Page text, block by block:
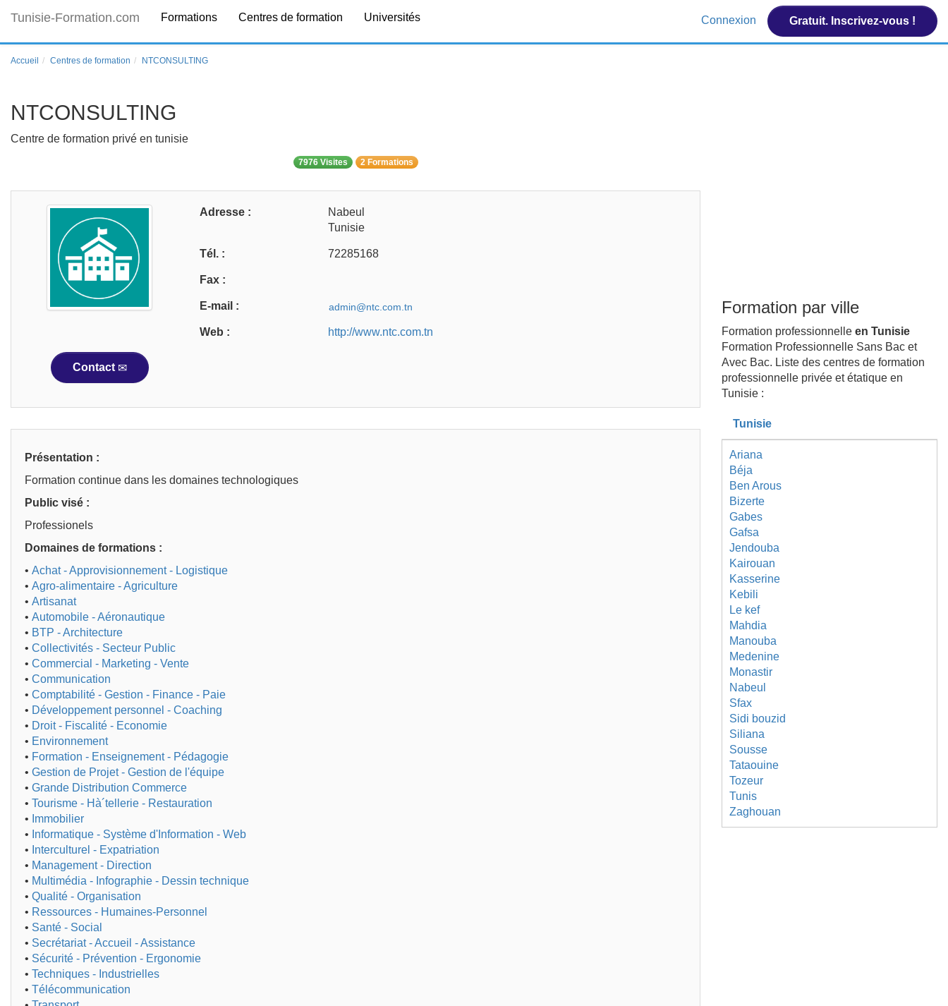
Tunisie-Formation.com Formations Centres de formation Universités Connexion Gratuit. Inscrivez-vous !
Accueil Centres de formation NTCONSULTING
NTCONSULTING
Centre de formation privé en tunisie
7976 Visites 2 Formations
Contact
Adresse :
Nabeul
Tunisie
Tél. : 72285168
Fax :
E-mail :
Web : http://www.ntc.com.tn
Présentation :
Formation continue dans les domaines technologiques
Public visé :
Professionels
Domaines de formations :
• Achat - Approvisionnement - Logistique
• Agro-alimentaire - Agriculture
• Artisanat
• Automobile - Aéronautique
• BTP - Architecture
• Collectivités - Secteur Public
• Commercial - Marketing - Vente
• Communication
• Comptabilité - Gestion - Finance - Paie
• Développement personnel - Coaching
• Droit - Fiscalité - Economie
• Environnement
• Formation - Enseignement - Pédagogie
• Gestion de Projet - Gestion de l'équipe
• Grande Distribution Commerce
• Tourisme - Hà´tellerie - Restauration
• Immobilier
• Informatique - Système d'Information - Web
• Interculturel - Expatriation
• Management - Direction
• Multimédia - Infographie - Dessin technique
• Qualité - Organisation
• Ressources - Humaines-Personnel
• Santé - Social
• Secrétariat - Accueil - Assistance
• Sécurité - Prévention - Ergonomie
• Techniques - Industrielles
• Télécommunication
Formation par ville
Formation professionnelle en Tunisie
Formation Professionnelle Sans Bac et
Avec Bac. Liste des centres de formation
professionnelle privée et étatique en
Tunisie :
Tunisie
Ariana
Béja
Ben Arous
Bizerte
Gabes
Gafsa
Jendouba
Kairouan
Kasserine
Kebili
Le kef
Mahdia
Manouba
Medenine
Monastir
Nabeul
Sfax
Sidi bouzid
Siliana
Sousse
Tataouine
Tozeur
Tunis
Zaghouan